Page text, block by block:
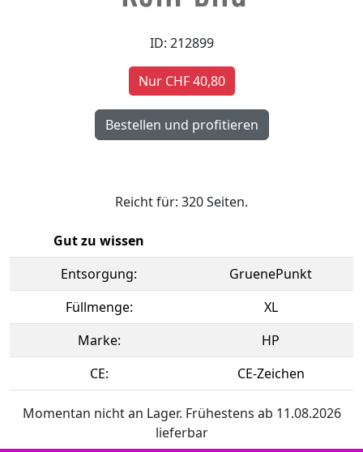
ID: 212899
Nur CHF 40,80
Reicht für: 320 Seiten.
Gut zu wissen
Entsorgung:
GruenePunkt
Füllmenge:
XL
Marke:
HP
CE:
CE-Zeichen
Momentan nicht an Lager. Frühestens ab 11.08.2026
lieferbar